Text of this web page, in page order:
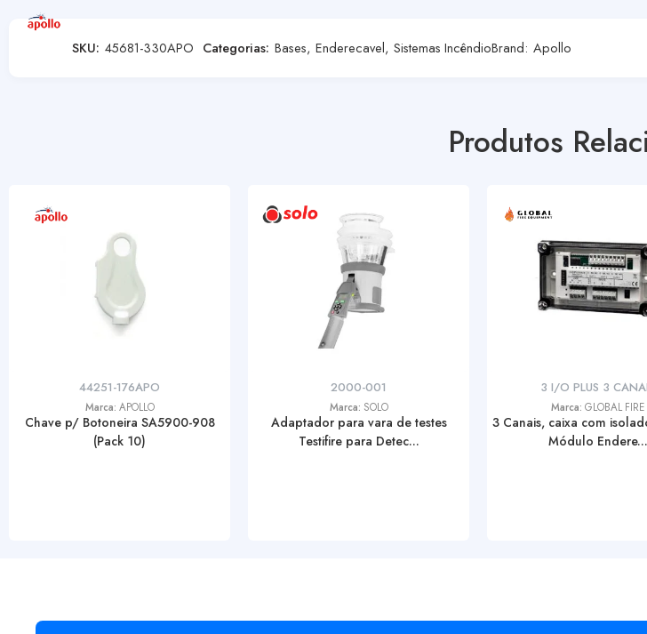
SKU: 45681-330APO Categorias: Bases, Enderecavel, Sistemas IncêndioBrand: Apollo
Produtos
44251-176APO
Marca: APOLLO
Chave p/ Botoneira SA5900-908
(Pack 10)
2000-001
Marca: SOLO
Adaptador para vara de testes
Testifire para Detec...
3 I/O PLUS 3
Marca: GLOBAL FIRE
3 Canais, caixa com
Módulo Endere...